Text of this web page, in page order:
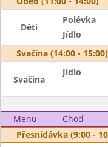
Děti
Polévka
Jídlo
Svačina (14:00 - 15:00)
Svačina
Jídlo
Menu Chod
Přesnídávka (9:00 -